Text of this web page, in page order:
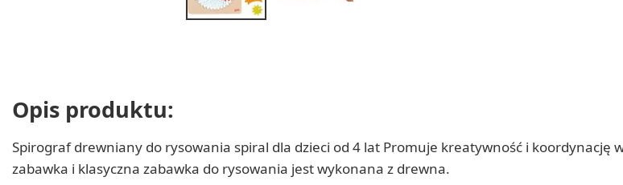
Opis produktu:
Spirograf drewniany do rysowania spiral dla dzieci od 4 lat Promuje kreatywność i koordynację
zabawka i klasyczna zabawka do rysowania jest wykonana z drewna.